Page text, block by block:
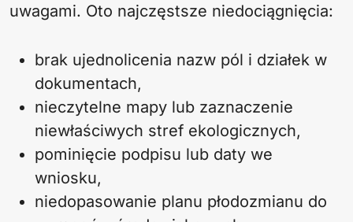
uwagami. Oto najczęstsze niedociągnięcia:
brak ujednolicenia nazw pól i działek w
dokumentach,
nieczytelne mapy lub zaznaczenie
niewłaściwych stref ekologicznych,
pominięcie podpisu lub daty we
wniosku,
niedopasowanie planu płodozmianu do